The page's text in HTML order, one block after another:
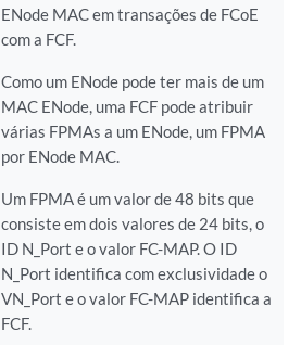
ENode MAC em transações de FCoE
com a FCF.
Como um ENode pode ter mais de um
MAC ENode, uma FCF pode atribuir
várias FPMAs a um ENode, um FPMA
por ENode MAC.
Um FPMA é um valor de 48 bits que
consiste em dois valores de 24 bits, o
ID N_Port e o valor FC-MAP. O ID
N_Port identifica com exclusividade o
VN_Port e o valor FC-MAP identifica a
FCF.